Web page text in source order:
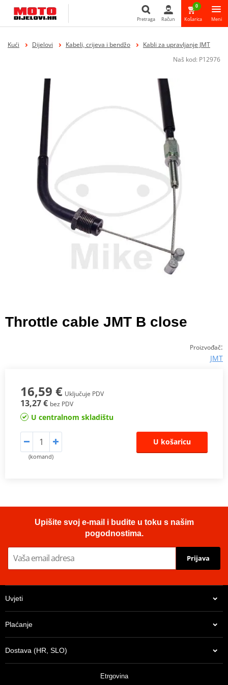
Pretraga
Pretraga Račun
0
Košarica Meni
Kući Dijelovi Kabeli, crijeva i bendžo
Kabli za upravljanje JMT
Naš kod: P12976
Throttle cable JMT B close
Proizvođač:
JMT
16,59 € Uključuje PDV
13,27 € bez PDV
U centralnom skladištu
(komand)
U košaricu
Upišite svoj e-mail i budite u toku s našim
pogodnostima.
Prijava
Uvjeti
Plaćanje
Dostava (HR, SLO)
Etrgovina